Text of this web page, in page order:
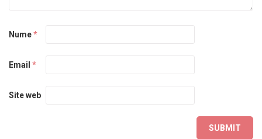
Nume*
Email *
Site web